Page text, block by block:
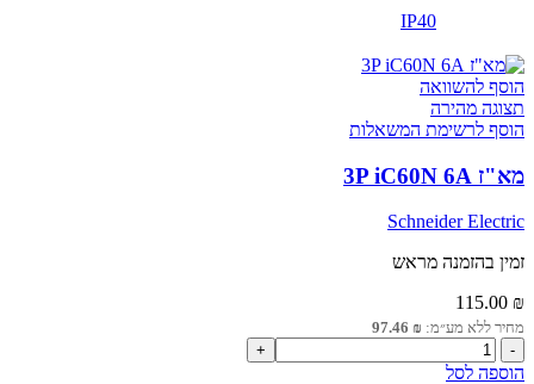
IP40
הוסף להשוואה
תצוגה מהירה
הוסף לרשימת המשאלות
מא"ז 3P iC60N 6A
Schneider Electric
זמין בהזמנה מראש
115.00 ₪
מחיר ללא מע״מ: 97.46 ₪
כמות
של
הוספה לסל